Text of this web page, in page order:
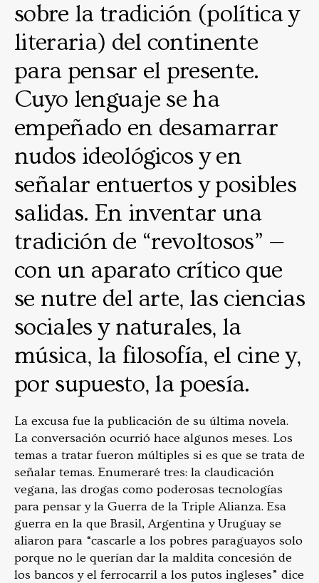
sobre la tradición (política y
literaria) del continente
para pensar el presente.
Cuyo lenguaje se ha
empeñado en desamarrar
nudos ideológicos y en
señalar entuertos y posibles
salidas. En inventar una
tradición de “revoltosos” —
con un aparato crítico que
se nutre del arte, las ciencias
sociales y naturales, la
música, la filosofía, el cine y,
por supuesto, la poesía.
La excusa fue la publicación de su última novela.
La conversación ocurrió hace algunos meses. Los
temas a tratar fueron múltiples si es que se trata de
señalar temas. Enumeraré tres: la claudicación
vegana, las drogas como poderosas tecnologías
para pensar y la Guerra de la Triple Alianza. Esa
guerra en la que Brasil, Argentina y Uruguay se
aliaron para “cascarle a los pobres paraguayos solo
porque no le querían dar la maldita concesión de
los bancos y el ferrocarril a los putos ingleses” dice